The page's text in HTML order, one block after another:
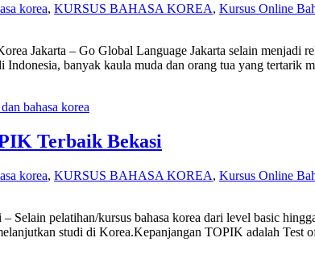
korea, KURSUS BAHASA KOREA, Kursus Online
Jakarta – Go Global Language Jakarta selain menjadi
Indonesia, banyak kaula muda dan orang tua yang tertarik
Terbaik Bekasi
korea, KURSUS BAHASA KOREA, Kursus Online
Selain pelatihan/kursus bahasa korea dari level basic
studi di Korea.Kepanjangan TOPIK adalah Test